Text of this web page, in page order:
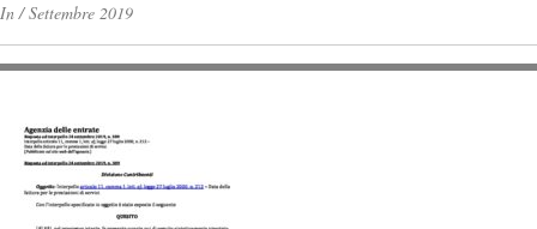
In/Settembre 2019